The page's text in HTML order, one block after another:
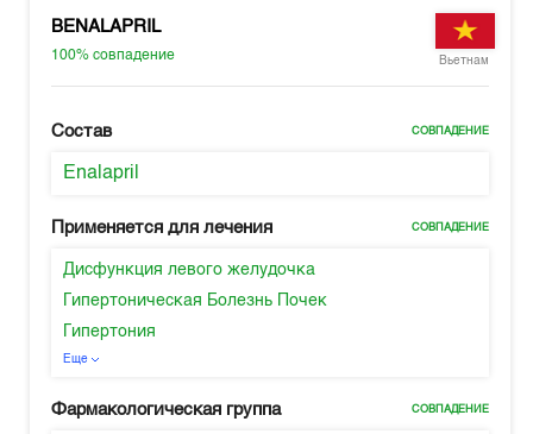
BENALAPRIL
100%совпадение Вьетнам
Состав СОВПАДЕНИЕ
Enalapril
Применяется для лечения СОВПАДЕНИЕ
Дисфункция левого желудочка
Гипертоническая Болезнь Почек
Гипертония
Еще
Фармакологическая группа СОВПАДЕНИЕ